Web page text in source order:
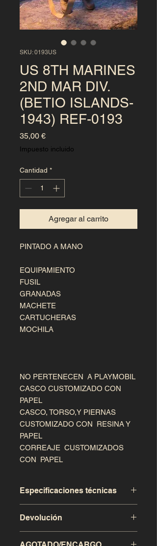
SKU: 0193US
US 8TH MARINES
2ND MAR DIV.
(BETIO ISLANDS-
1943) REF-0193
35,00 €Precio
Impuesto incluido
Cantidad *
Agregar al carrito
PINTADO A MANO
EQUIPAMIENTO
FUSIL
GRANADAS
MACHETE
CARTUCHERAS
MOCHILA
NO PERTENECEN  A PLAYMOBIL
CASCO CUSTOMIZADO CON
PAPEL
CASCO, TORSO,Y PIERNAS
CUSTOMIZADO CON  RESINA Y
PAPEL
CORREAJE  CUSTOMIZADOS
CON  PAPEL
Especificaciones técnicas
modo artesanal, exclusivo para
coleccionistas.
Devolución